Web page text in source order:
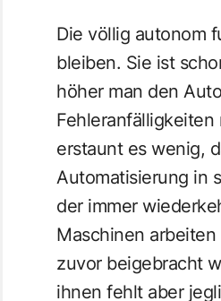
Die völlig autonom
bleiben. Sie ist
höher man den
erstaunt es wenig,
Automatisierung in
der immer
Maschinen
zuvor beigebracht
ihnen fehlt aber